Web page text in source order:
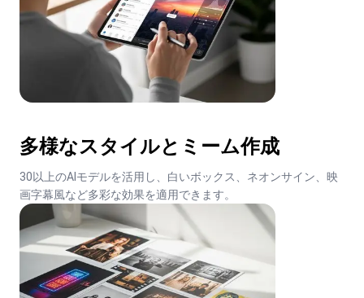
多様なスタイルとミーム作成
30以上のAIモデルを活用し、白いボックス、ネオンサイン、映
画字幕風など多彩な効果を適用できます。